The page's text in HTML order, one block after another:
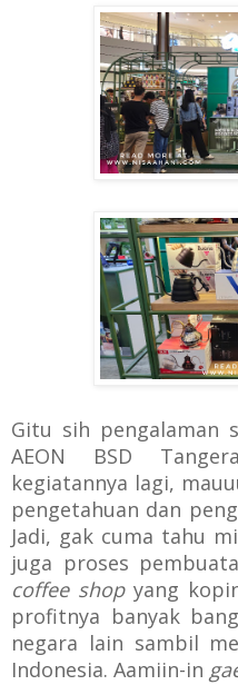
Gitu sih pengalaman
AEON BSD
kegiatannya lagi,
pengetahuan dan
Jadi, gak cuma tahu
juga proses
coffee shop yang
profitnya banyak
negara lain sambil
Indonesia. Aamiin-in